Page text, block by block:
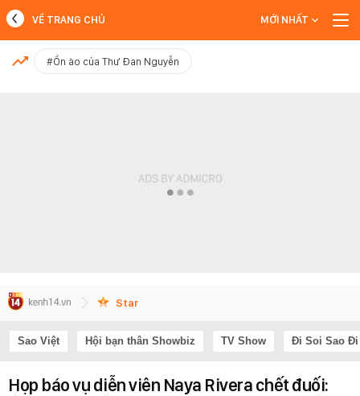
MỚI NHẤT
VỀ TRANG CHỦ MỚI NHẤT
#Ồn ào của Thư Đan Nguyễn
Star
Sao Việt Hội bạn thân Showbiz TV Show Đi Soi Sao Đi
Họp báo vụ diễn viên Naya Rivera chết đuối: